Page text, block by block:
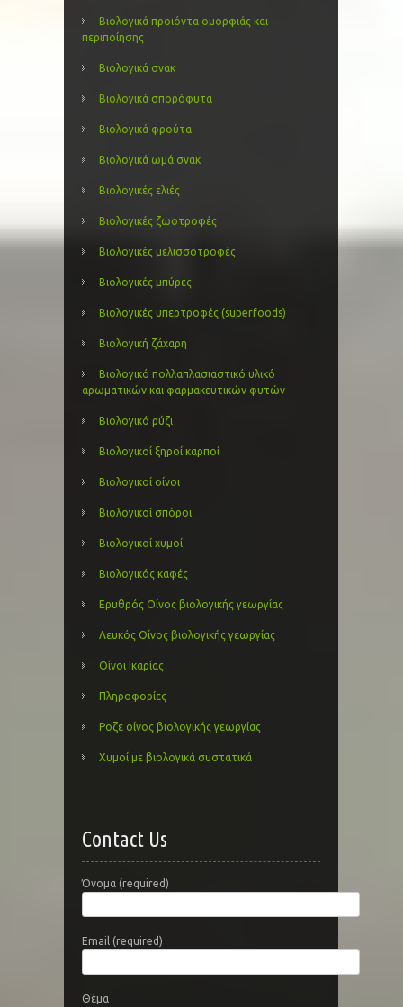
Βιολογικά προιόντα ομορφιάς και
περιποίησης
Βιολογικά σνακ
Βιολογικά σπορόφυτα
Βιολογικά φρούτα
Βιολογικά ωμά σνακ
Βιολογικές ελιές
Βιολογικές ζωοτροφές
Βιολογικές μελισσοτροφές
Βιολογικές μπύρες
Βιολογικές υπερτροφές (superfoods)
Βιολογική ζάχαρη
Βιολογικό πολλαπλασιαστικό υλικό
αρωματικών και φαρμακευτικών φυτών
Βιολογικό ρύζι
Βιολογικοί ξηροί καρποί
Βιολογικοί οίνοι
Βιολογικοί σπόροι
Βιολογικοί χυμοί
Βιολογικός καφές
Ερυθρός Οίνος βιολογικής γεωργίας
Λευκός Οίνος βιολογικής γεωργίας
Οίνοι Ικαρίας
Πληροφορίες
Ροζε οίνος βιολογικής γεωργίας
Χυμοί με βιολογικά συστατικά
Contact Us
Όνομα (required)
Email (required)
Θέμα